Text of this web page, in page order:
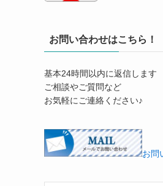
お問い合わせはこちら！
基本24時間以内に返信します
ご相談やご質問など
お気軽にご連絡ください♪
お問